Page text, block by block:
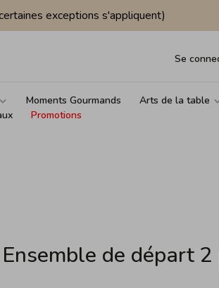
exceptions s'appliquent)
Moments Gourmands Arts de la table
Promotions
Se
de départ 2